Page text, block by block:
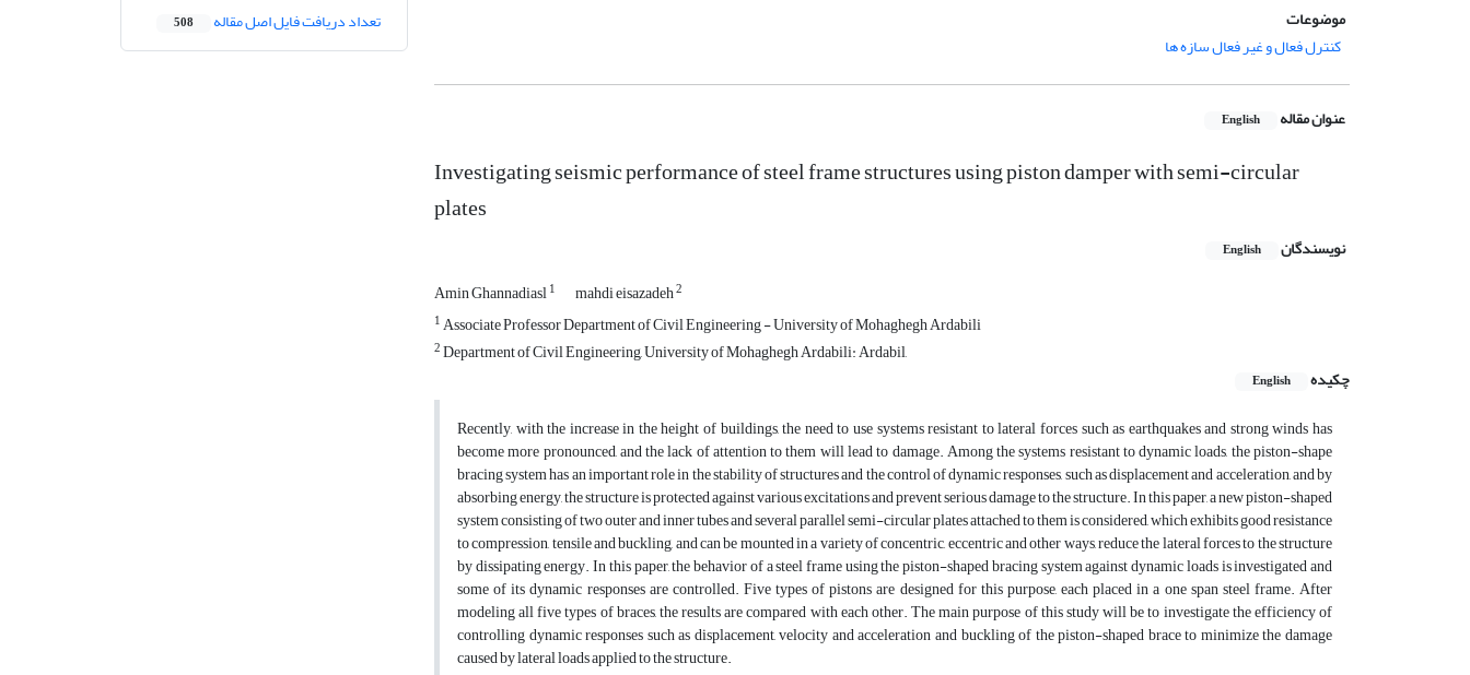
موضوعات
کنترل فعال و غیر فعال سازه ها
عنوان مقاله English
Investigating seismic performance of steel frame structures using piston damper with semi-circular
plates
نویسندگان English
Amin Ghannadiasl1 mahdi eisazadeh2
1Associate Professor Department of Civil Engineering - University of Mohaghegh Ardabili
2Department of Civil Engineering, University of Mohaghegh Ardabili: Ardabil,
چکیده
English
Recently, with the increase in the height of buildings, the need to use systems resistant to lateral forces such as earthquakes and strong winds has
become more pronounced, and the lack of attention to them will lead to damage. Among the systems resistant to dynamic loads, the piston-shape
bracing system has an important role in the stability of structures and the control of dynamic responses, such as displacement and acceleration, and by
absorbing energy, the structure is protected against various excitations and prevent serious damage to the structure. In this paper, a new piston-shaped
system consisting of two outer and inner tubes and several parallel semi-circular plates attached to them is considered, which exhibits good resistance
to compression, tensile and buckling, and can be mounted in a variety of concentric, eccentric and other ways, reduce the lateral forces to the structure
by dissipating energy. In this paper, the behavior of a steel frame using the piston-shaped bracing system against dynamic loads is investigated and
some of its dynamic responses are controlled. Five types of pistons are designed for this purpose, each placed in a one span steel frame. After
modeling all five types of braces, the results are compared with each other. The main purpose of this study will be to investigate the efficiency of
controlling dynamic responses such as displacement, velocity and acceleration and buckling of the piston-shaped brace to minimize the damage
caused by lateral loads applied to the structure.
تعداد دریافت فایل اصل مقاله 508